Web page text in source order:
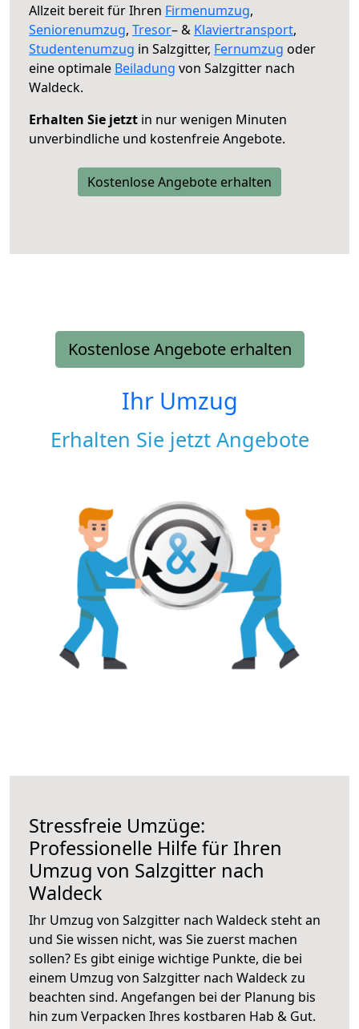
Allzeit bereit für Ihren Firmenumzug,
Seniorenumzug, Tresor– & Klaviertransport,
Studentenumzug in Salzgitter, Fernumzug oder
eine optimale Beiladung von Salzgitter nach
Waldeck.
Erhalten Sie jetzt in nur wenigen Minuten
unverbindliche und kostenfreie Angebote.
Kostenlose Angebote erhalten
Kostenlose Angebote erhalten
Ihr Umzug
Erhalten Sie jetzt Angebote
Stressfreie Umzüge:
Professionelle Hilfe für Ihren
Umzug von Salzgitter nach
Waldeck
Ihr Umzug von Salzgitter nach Waldeck steht an
und Sie wissen nicht, was Sie zuerst machen
sollen? Es gibt einige wichtige Punkte, die bei
einem Umzug von Salzgitter nach Waldeck zu
beachten sind. Angefangen bei der Planung bis
hin zum Verpacken Ihres kostbaren Hab & Gut.